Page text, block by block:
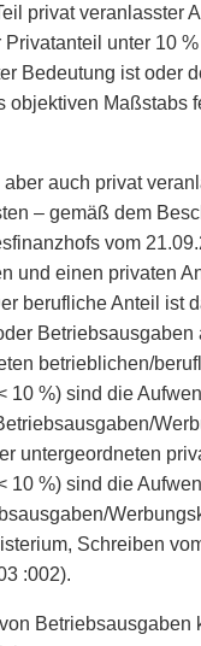
privat veranlasster
unter 10
Bedeutung ist oder
objektiven Maßstabs
auch privat
– gemäß dem
vom
und einen privaten
berufliche Anteil ist
Betriebsausgaben
betrieblichen/
10 %) sind die
untergeordneten
10 %) sind die
Schreiben
:002).
Betriebsausgaben